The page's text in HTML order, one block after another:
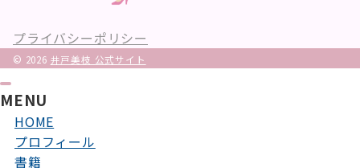
プライバシーポリシー
© 2026 井戸美枝 公式サイト
MENU
HOME
プロフィール
書籍